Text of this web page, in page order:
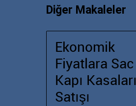
Diğer Makaleler
Ekonomik
Fiyatlara Sac
Kapı Kasaları
Satışı